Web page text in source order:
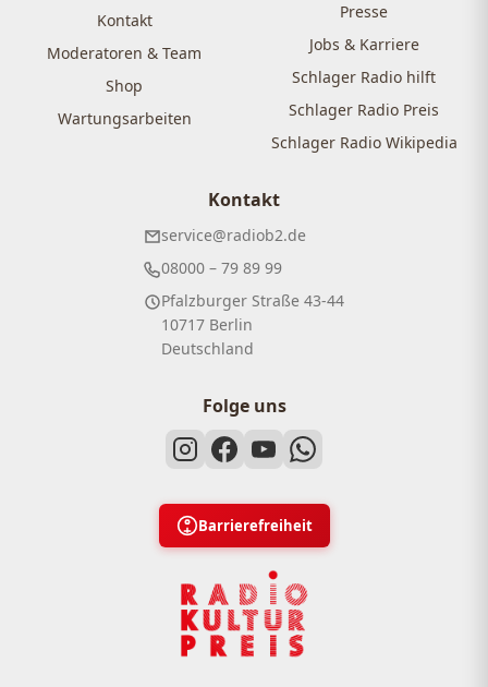
Kontakt
Moderatoren & Team
Shop
Wartungsarbeiten
Presse
Jobs & Karriere
Schlager Radio hilft
Schlager Radio Preis
Schlager Radio Wikipedia
Kontakt
service@radiob2.de
08000 – 79 89 99
Pfalzburger Straße 43-44
10717 Berlin
Deutschland
Folge uns
Barrierefreiheit